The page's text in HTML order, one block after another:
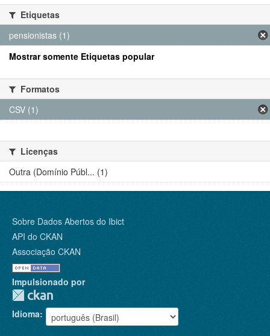
Etiquetas
pensionistas (1)
Mostrar somente Etiquetas popular
Formatos
CSV (1)
Licenças
Outra (Domínio Públ... (1)
Sobre Dados Abertos do Ibict
API do CKAN
Associação CKAN
Impulsionado por
Idioma